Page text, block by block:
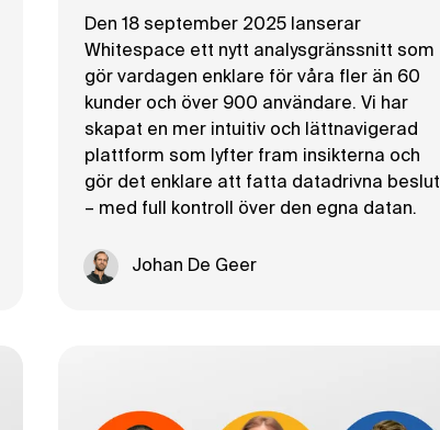
Den 18 september 2025 lanserar
Whitespace ett nytt analysgränssnitt som
gör vardagen enklare för våra fler än 60
kunder och över 900 användare. Vi har
skapat en mer intuitiv och lättnavigerad
plattform som lyfter fram insikterna och
gör det enklare att fatta datadrivna beslut
– med full kontroll över den egna datan.
Johan De Geer